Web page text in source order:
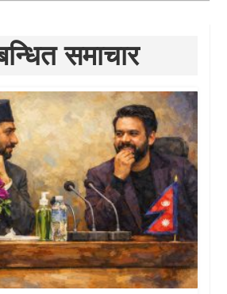
समाचार